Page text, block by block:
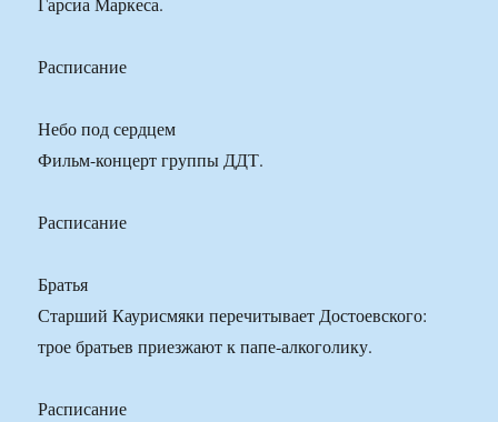
Расписание
Небо под сердцем
Фильм-концерт группы ДДТ.
Расписание
Братья
Старший Каурисмяки перечитывает Достоевского:
трое братьев приезжают к папе-алкоголику.
Расписание